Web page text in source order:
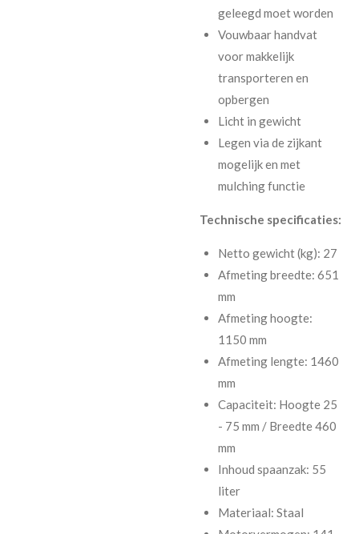
geleegd moet worden
Vouwbaar handvat
voor makkelijk
transporteren en
opbergen
Licht in gewicht
Legen via de zijkant
mogelijk en met
mulching functie
Technische specificaties:
Netto gewicht (kg): 27
Afmeting breedte: 651
mm
Afmeting hoogte:
1150 mm
Afmeting lengte: 1460
mm
Capaciteit: Hoogte 25
- 75 mm / Breedte 460
mm
Inhoud spaanzak: 55
liter
Materiaal: Staal